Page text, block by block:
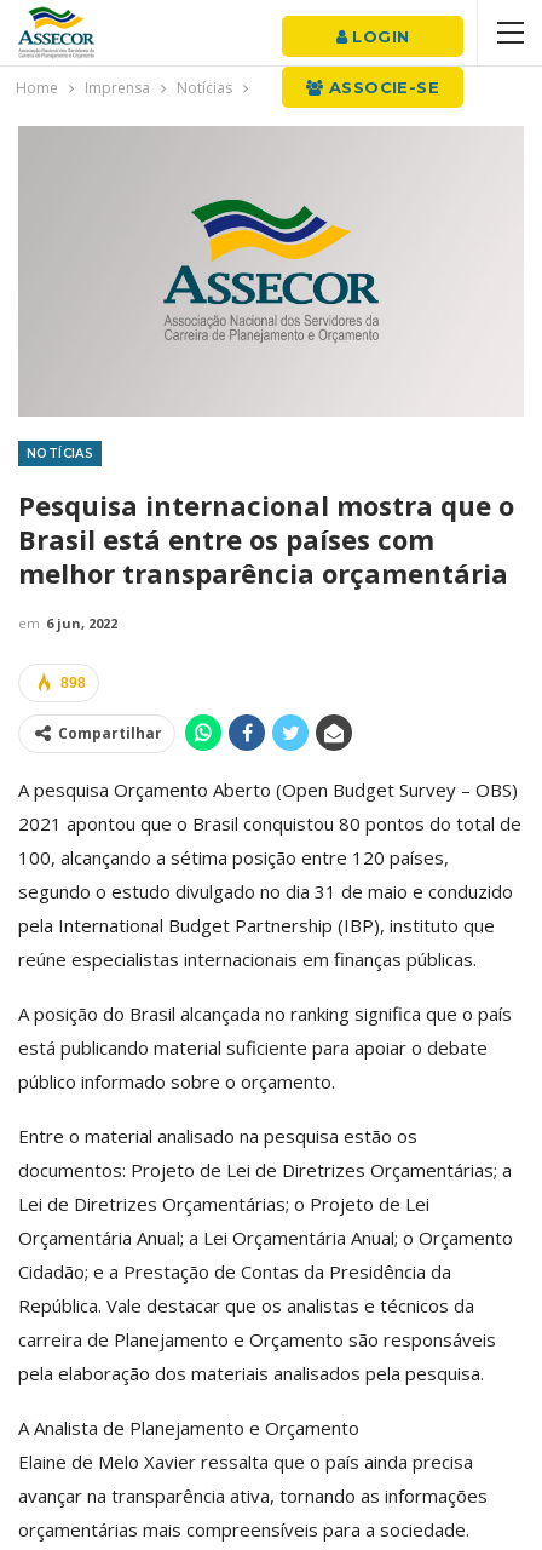
LOGIN
ASSOCIE-SE
Home Imprensa Notícias
NOTÍCIAS
Pesquisa internacional mostra que o
Brasil está entre os países com
melhor transparência orçamentária
em 6 jun, 2022
898
Compartilhar
A pesquisa Orçamento Aberto (Open Budget Survey – OBS)
2021 apontou que o Brasil conquistou 80 pontos do total de
100, alcançando a sétima posição entre 120 países,
segundo o estudo divulgado no dia 31 de maio e conduzido
pela International Budget Partnership (IBP), instituto que
reúne especialistas internacionais em finanças públicas.
A posição do Brasil alcançada no ranking significa que o país
está publicando material suficiente para apoiar o debate
público informado sobre o orçamento.
Entre o material analisado na pesquisa estão os
documentos: Projeto de Lei de Diretrizes Orçamentárias; a
Lei de Diretrizes Orçamentárias; o Projeto de Lei
Orçamentária Anual; a Lei Orçamentária Anual; o Orçamento
Cidadão; e a Prestação de Contas da Presidência da
República. Vale destacar que os analistas e técnicos da
carreira de Planejamento e Orçamento são responsáveis
pela elaboração dos materiais analisados pela pesquisa.
A Analista de Planejamento e Orçamento
Elaine de Melo Xavier ressalta que o país ainda precisa
avançar na transparência ativa, tornando as informações
orçamentárias mais compreensíveis para a sociedade.